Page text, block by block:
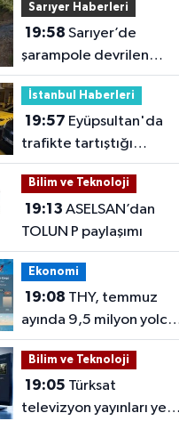
Sarıyer Haberleri
19:58
şarampole devrilen
hafriyat kamyonunun
şoförü yaralandı
İstanbul Haberleri
19:57
trafikte tartıştığı
sürücünün önünü kesip
tehdit eden saldırgana
180 bin lira ceza
Bilim ve Teknoloji
19:13
TOLUN P paylaşımı
Ekonomi
19:08
ayında 9,5 milyon yolcu
taşıdı
Bilim ve Teknoloji
19:05
televizyon yayınları yeni